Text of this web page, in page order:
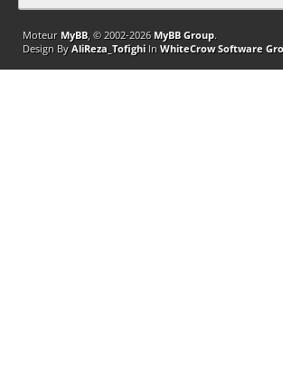
Moteur MyBB, © 2002-2026 MyBB Group.
Design By AliReza_TofighiIn WhiteCrow Software